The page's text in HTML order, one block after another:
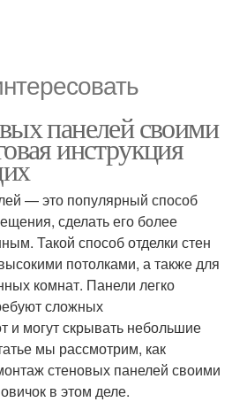
панелей своими
инструкция
— это популярный способ
сделать его более
Такой способ отделки стен
потолками, а также для
комнат. Панели легко
сложных
и могут скрывать небольшие
мы рассмотрим, как
стеновых панелей своими
в этом деле.